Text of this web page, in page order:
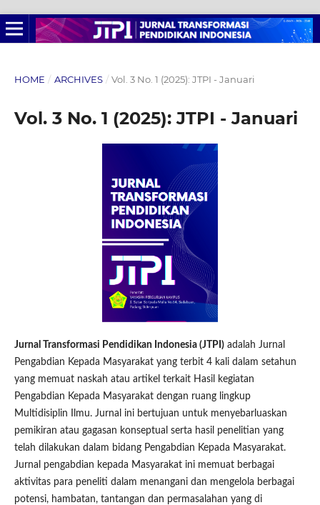
HOME / ARCHIVES / Vol. 3 No. 1 (2025): JTPI - Januari
Vol. 3 No. 1 (2025): JTPI - Januari
Jurnal Transformasi Pendidikan Indonesia (JTPI)adalah Jurnal
Pengabdian Kepada Masyarakat yang terbit 4 kali dalam setahun
yang memuat naskah atau artikel terkait Hasil kegiatan
Pengabdian Kepada Masyarakat dengan ruang lingkup
Multidisiplin Ilmu. Jurnal ini bertujuan untuk menyebarluaskan
pemikiran atau gagasan konseptual serta hasil penelitian yang
telah dilakukan dalam bidang Pengabdian Kepada Masyarakat.
Jurnal pengabdian kepada Masyarakat ini memuat berbagai
aktivitas para peneliti dalam menangani dan mengelola berbagai
potensi, hambatan, tantangan dan permasalahan yang di